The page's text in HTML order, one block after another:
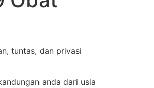
tuntas, dan privasi
anda dari usia